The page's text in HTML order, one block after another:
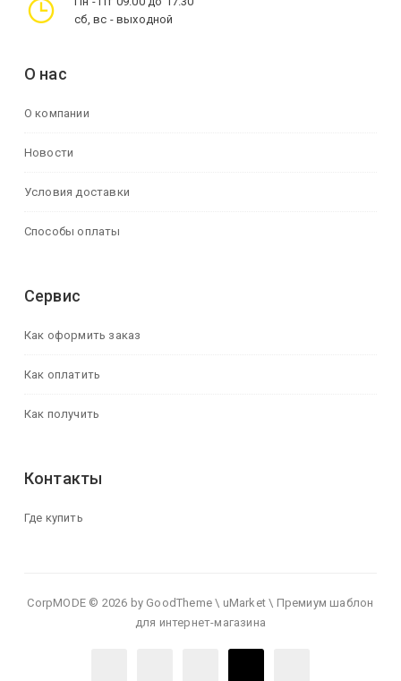
сб, вс - выходной
О нас
О компании
Новости
Условия доставки
Способы оплаты
Сервис
Как оформить заказ
Как оплатить
Как получить
Контакты
Где купить
CorpMODE © 2026 by GoodTheme \ uMarket \ Премиум шаблон
для интернет-магазина